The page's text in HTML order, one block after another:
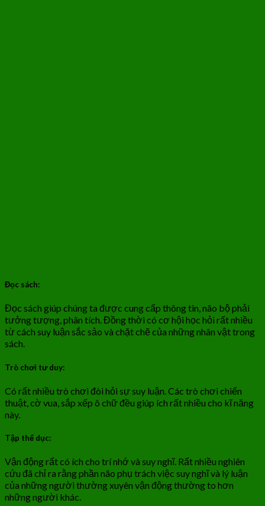
Đọc sách:
Đọc sách giúp chúng ta được cung cấp thông tin, não bộ phải
tưởng tượng, phân tích. Đồng thời có cơ hội học hỏi rất nhiều
từ cách suy luận sắc sảo và chặt chẽ của những nhân vật trong
sách.
Trò chơi tư duy:
Có rất nhiều trò chơi đòi hỏi sự suy luận. Các trò chơi chiến
thuật, cờ vua, sắp xếp ô chữ đều giúp ích rất nhiều cho kĩ năng
này.
Tập thể dục:
Vận động rất có ích cho trí nhớ và suy nghĩ. Rất nhiều nghiên
cứu đã chỉ ra rằng phần não phụ trách việc suy nghĩ và lý luận
của những người thường xuyên vận động thường to hơn
những người khác.